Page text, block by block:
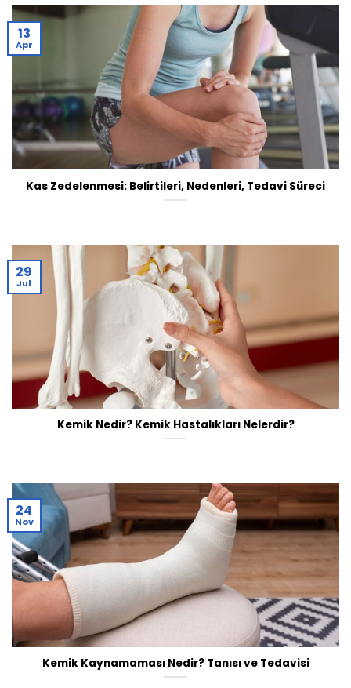
Kas Zedelenmesi: Belirtileri, Nedenleri, Tedavi Süreci
13
Apr
Kemik Nedir? Kemik Hastalıkları Nelerdir?
29
Jul
Kemik Kaynamaması Nedir? Tanısı ve Tedavisi
24
Nov